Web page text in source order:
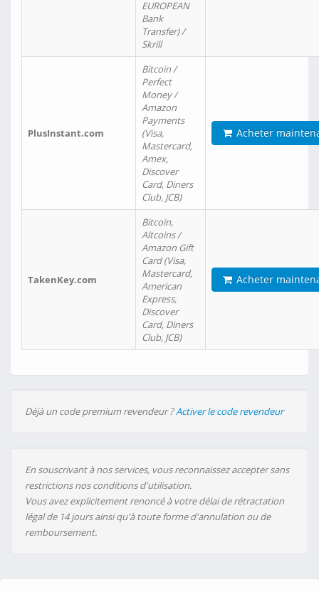
EUROPEAN
Bank
Transfer) /
Skrill
PlusInstant.com
Bitcoin /
Perfect
Money /
Amazon
Payments
(Visa,
Mastercard,
Amex,
Discover
Card, Diners
Club, JCB)
Acheter
TakenKey.com
Bitcoin,
Altcoins /
Amazon Gift
Card (Visa,
Mastercard,
American
Express,
Discover
Card, Diners
Club, JCB)
Acheter
Déjà un code premium revendeur ?Activer le code revendeur
En souscrivant à nos services, vous reconnaissez accepter sans
restrictions nos conditions d'utilisation.
Vous avez explicitement renoncé à votre délai de rétractation
légal de 14 jours ainsi qu'à toute forme d'annulation ou de
remboursement.